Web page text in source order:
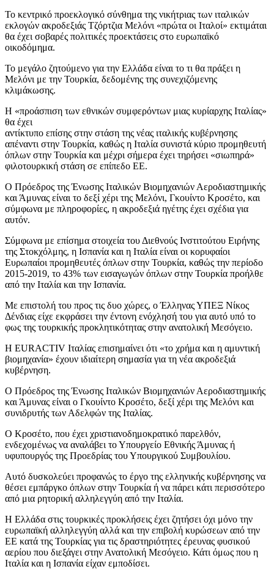
Το κεντρικό προεκλογικό σύνθημα της νικήτριας των ιταλικών
εκλογών ακροδεξιάς Τζόρτζια Μελόνι «πρώτα οι Ιταλοί» εκτιμάται
θα έχει σοβαρές πολιτικές προεκτάσεις στο ευρωπαϊκό
οικοδόμημα.
Το μεγάλο ζητούμενο για την Ελλάδα είναι το τι θα πράξει η
Μελόνι με την Τουρκία, δεδομένης της συνεχιζόμενης
κλιμάκωσης.
Η «προάσπιση των εθνικών συμφερόντων μιας κυρίαρχης Ιταλίας»
θα έχει
αντίκτυπο επίσης στην στάση της νέας ιταλικής κυβέρνησης
απέναντι στην Τουρκία, καθώς η Ιταλία συνιστά κύριο προμηθευτή
όπλων στην Τουρκία και μέχρι σήμερα έχει τηρήσει «σιωπηρά»
φιλοτουρκική στάση σε επίπεδο ΕΕ.
Ο Πρόεδρος της Ένωσης Ιταλικών Βιομηχανιών Αεροδιαστημικής
και Άμυνας είναι το δεξί χέρι της Μελόνι, Γκουίντο Κροσέτο, και
σύμφωνα με πληροφορίες, η ακροδεξιά ηγέτης έχει σχέδια για
αυτόν.
Σύμφωνα με επίσημα στοιχεία του Διεθνούς Ινστιτούτου Ειρήνης
της Στοκχόλμης, η Ισπανία και η Ιταλία είναι οι κορυφαίοι
Ευρωπαίοι προμηθευτές όπλων στην Τουρκία, καθώς την περίοδο
2015-2019, το 43% των εισαγωγών όπλων στην Τουρκία προήλθε
από την Ιταλία και την Ισπανία.
Με επιστολή του προς τις δυο χώρες, ο Έλληνας ΥΠΕΞ Νίκος
Δένδιας είχε εκφράσει την έντονη ενόχλησή του για αυτό υπό το
φως της τουρκικής προκλητικότητας στην ανατολική Μεσόγειο.
Η EURACTIV Ιταλίας επισημαίνει ότι «το χρήμα και η αμυντική
βιομηχανία» έχουν ιδιαίτερη σημασία για τη νέα ακροδεξιά
κυβέρνηση.
Ο Πρόεδρος της Ένωσης Ιταλικών Βιομηχανιών Αεροδιαστημικής
και Άμυνας είναι ο Γκουίντο Κροσέτο, δεξί χέρι της Μελόνι και
συνιδρυτής των Αδελφών της Ιταλίας.
Ο Κροσέτο, που έχει χριστιανοδημοκρατικό παρελθόν,
ενδεχομένως να αναλάβει το Υπουργείο Εθνικής Άμυνας ή
υφυπουργός της Προεδρίας του Υπουργικού Συμβουλίου.
Αυτό δυσκολεύει προφανώς το έργο της ελληνικής κυβέρνησης να
θέσει εμπάργκο όπλων στην Τουρκία ή να πάρει κάτι περισσότερο
από μια ρητορική αλληλεγγύη από την Ιταλία.
Η Ελλάδα στις τουρκικές προκλήσεις έχει ζητήσει όχι μόνο την
ευρωπαϊκή αλληλεγγύη αλλά και την επιβολή κυρώσεων από την
ΕΕ κατά της Τουρκίας για τις δραστηριότητες έρευνας φυσικού
αερίου που διεξάγει στην Ανατολική Μεσόγειο. Κάτι όμως που η
Ιταλία και η Ισπανία είχαν εμποδίσει.